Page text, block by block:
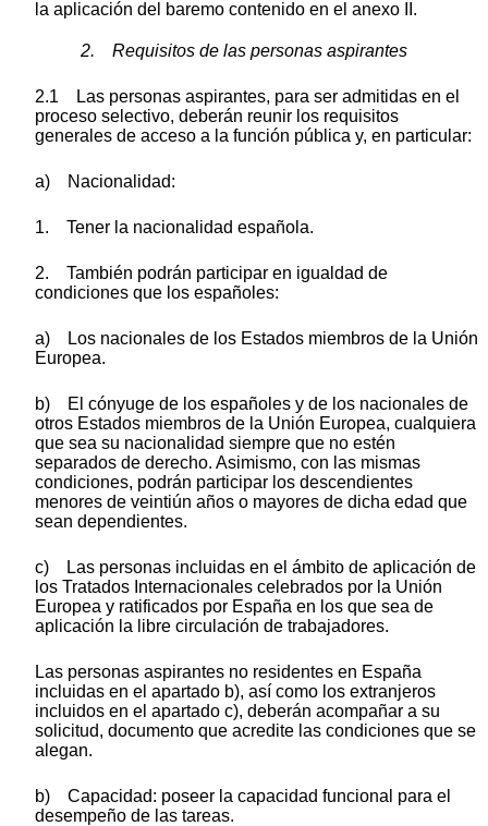
la aplicación del baremo contenido en el anexo II.
2. Requisitos de las personas aspirantes
2.1 Las personas aspirantes, para ser admitidas en el
proceso selectivo, deberán reunir los requisitos
generales de acceso a la función pública y, en particular:
a) Nacionalidad:
1. Tener la nacionalidad española.
2. También podrán participar en igualdad de
condiciones que los españoles:
a) Los nacionales de los Estados miembros de la Unión
Europea.
b) El cónyuge de los españoles y de los nacionales de
otros Estados miembros de la Unión Europea, cualquiera
que sea su nacionalidad siempre que no estén
separados de derecho. Asimismo, con las mismas
condiciones, podrán participar los descendientes
menores de veintiún años o mayores de dicha edad que
sean dependientes.
c) Las personas incluidas en el ámbito de aplicación de
los Tratados Internacionales celebrados por la Unión
Europea y ratificados por España en los que sea de
aplicación la libre circulación de trabajadores.
Las personas aspirantes no residentes en España
incluidas en el apartado b), así como los extranjeros
incluidos en el apartado c), deberán acompañar a su
solicitud, documento que acredite las condiciones que se
alegan.
b) Capacidad: poseer la capacidad funcional para el
desempeño de las tareas.